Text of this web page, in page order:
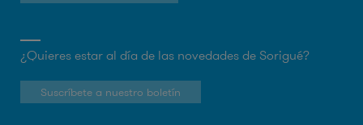
¿Quieres estar al día de las novedades de Sorigué?
Suscríbete a nuestro boletín